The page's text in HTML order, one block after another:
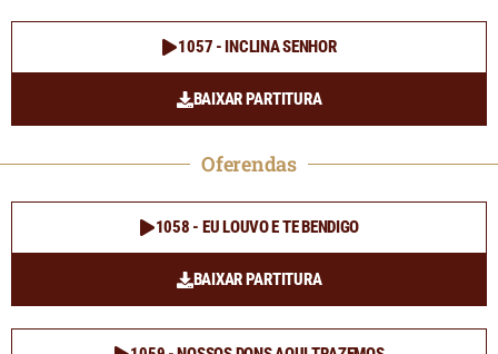
1057 - INCLINA SENHOR
BAIXAR PARTITURA
Oferendas
1058 - EU LOUVO E TE BENDIGO
BAIXAR PARTITURA